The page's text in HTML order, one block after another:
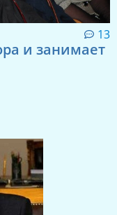
13
и занимает